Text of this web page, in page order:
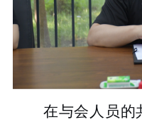
在与会人员的